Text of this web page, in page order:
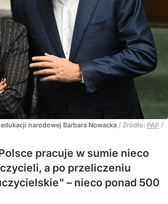
narodowej Barbara Nowacka / Źródło: PAP /
pracuje w sumie nieco
a po przeliczeniu
– nieco ponad 500